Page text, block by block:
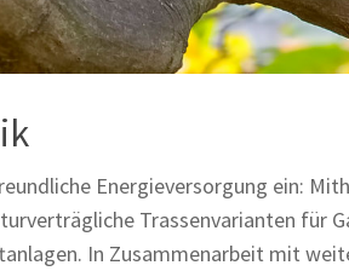
Energieversorgung ein:
Trassenvarianten für
In Zusammenarbeit mit